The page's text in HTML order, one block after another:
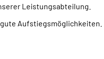
Leistungsabteilung.
Aufstiegsmöglichkeiten.